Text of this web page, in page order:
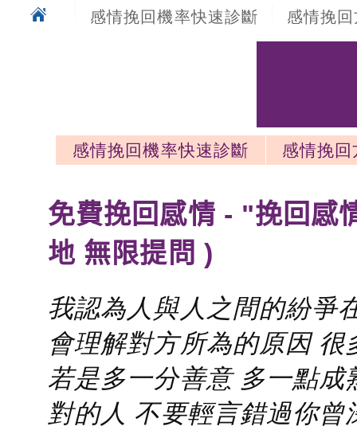
感情挽回機率快速診斷 感情挽
感情挽回機率快速診斷
感情挽
免費挽回感情 - "挽回感
地 無限提問 )
我認為人與人之間的紛爭
會理解對方所為的原因
若是多一分善意 多一點
對的人 不要輕言錯過你曾